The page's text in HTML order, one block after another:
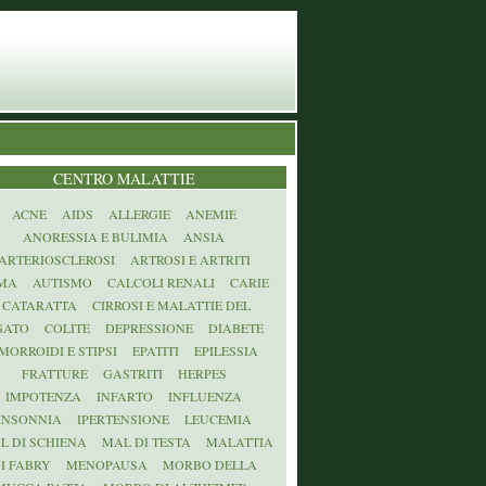
CENTRO MALATTIE
ACNE AIDS ALLERGIE
ANEMIE
ANORESSIA E BULIMIA
ANSIA
ARTROSI E ARTRITI
AUTISMO CALCOLI RENALI
CARIE
CATARATTA
CIRROSI E MALATTIE DEL
COLITE DEPRESSIONE
DIABETE
E STIPSI
EPATITI
EPILESSIA
FRATTURE
GASTRITI
HERPES
IMPOTENZA
INFARTO
INFLUENZA
IPERTENSIONE
LEUCEMIA
DI SCHIENA
MAL DI TESTA
MALATTIA
FABRY
MENOPAUSA
MORBO DELLA